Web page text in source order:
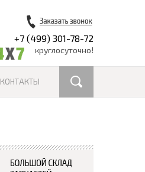
+7 (499) 301-78-72
круглосуточно!
КОНТАКТЫ